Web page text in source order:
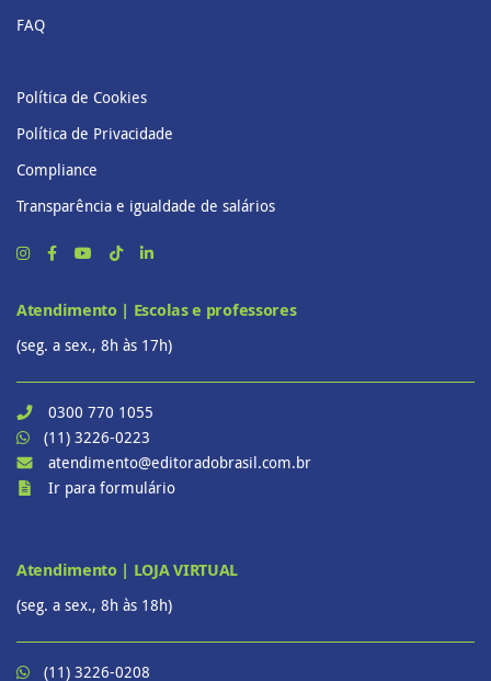
FAQ
Política de Cookies
Política de Privacidade
Compliance
Transparência e igualdade de salários
Atendimento | Escolas e professores
(seg. a sex., 8h às 17h)
0300 770 1055
(11) 3226-0223
atendimento@editoradobrasil.com.br
Ir para formulário
Atendimento | LOJA VIRTUAL
(seg. a sex., 8h às 18h)
(11) 3226-0208